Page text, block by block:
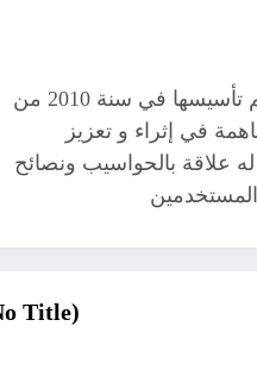
مدونة تقنية يوجد مقرها في المغرب, و قد تم تأسيسها في سنة 2010 من
في إثراء و تعزيز
علاقة بالحواسيب ونصائح
(No Title)